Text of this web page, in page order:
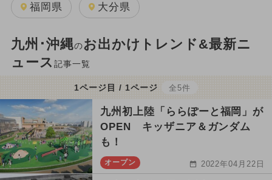
福岡県 大分県
九州･沖縄のお出かけトレンド&最新ニ
ュース 記事一覧
1ページ目 / 1ページ 全5件
九州初上陸「ららぽーと福岡」が
OPEN キッザニア＆ガンダム
も！
オープン 2022年04月22日